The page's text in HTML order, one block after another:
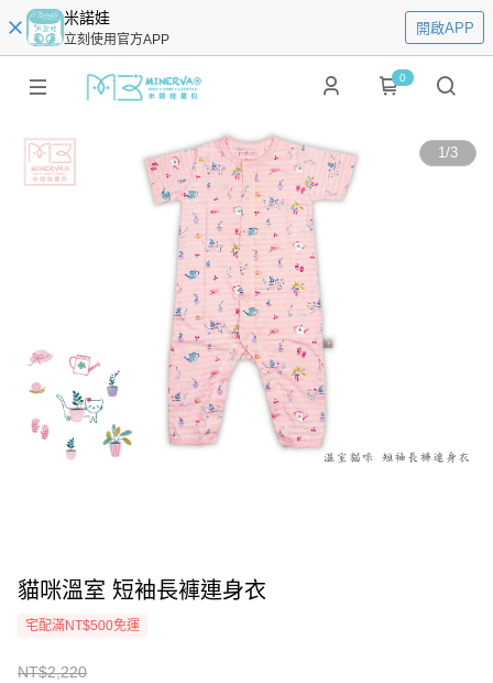
米諾娃
立刻使用官方APP
開啟APP
0
1/3
貓咪溫室 短袖長褲連身衣
宅配滿NT$500免運
NT$2,220